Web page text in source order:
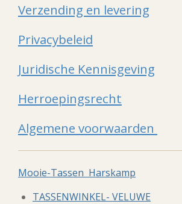
Verzending en levering
Privacybeleid
Juridische Kennisgeving
Herroepingsrecht
Algemene voorwaarden
Mooie-Tassen Harskamp
TASSENWINKEL- VELUWE